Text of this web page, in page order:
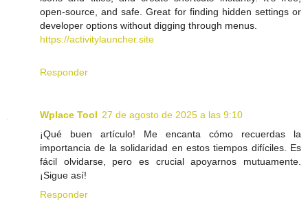
open-source, and safe. Great for finding hidden settings or
developer options without digging through menus.
https://activitylauncher.site
Responder
Wplace Tool 27 de agosto de 2025 a las 9:10
¡Qué buen artículo! Me encanta cómo recuerdas la
importancia de la solidaridad en estos tiempos difíciles. Es
fácil olvidarse, pero es crucial apoyarnos mutuamente.
¡Sigue así!
Responder